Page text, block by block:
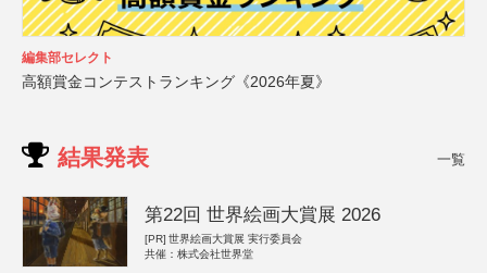
編集部セレクト
高額賞金コンテストランキング《2026年夏》
結果発表 一覧
第22回 世界絵画大賞展 2026
[PR] 世界絵画大賞展 実行委員会
共催：株式会社世界堂